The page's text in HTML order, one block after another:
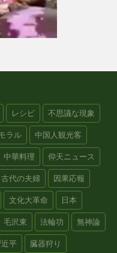
レシピ 不思議な現象
ラル 中国人観光客
中華料理 仰天ニュース
古代の夫婦 因果応報
文化大革命 日本
毛沢東 法輪功 無神論
近平 臓器狩り